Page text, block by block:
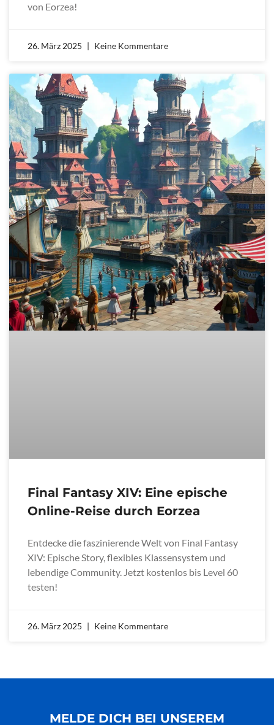
von Eorzea!
26. März 2025 Keine Kommentare
Final Fantasy XIV: Eine epische
Online-Reise durch Eorzea
Entdecke die faszinierende Welt von Final Fantasy
XIV: Epische Story, flexibles Klassensystem und
lebendige Community. Jetzt kostenlos bis Level 60
testen!
26. März 2025 Keine Kommentare
MELDE DICH BEI UNSEREM